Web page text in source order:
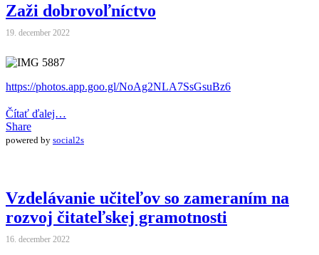
Zaži dobrovoľníctvo
19. december 2022
https://photos.app.goo.gl/NoAg2NLA7SsGsuBz6
Čítať ďalej…
Share
powered by social2s
Vzdelávanie učiteľov so zameraním na
rozvoj čitateľskej gramotnosti
16. december 2022